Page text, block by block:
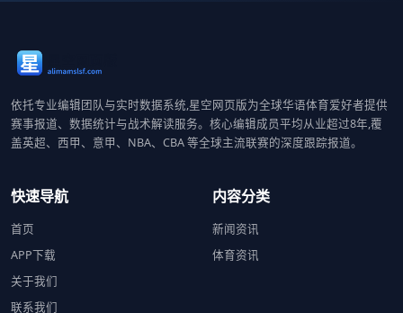
依托专业编辑团队与实时数据系统,星空网页版为全球华语体育爱好者提供
赛事报道、数据统计与战术解读服务。核心编辑成员平均从业超过8年,覆
盖英超、西甲、意甲、NBA、CBA 等全球主流联赛的深度跟踪报道。
快速导航
首页
APP下载
关于我们
联系我们
内容分类
新闻资讯
体育资讯